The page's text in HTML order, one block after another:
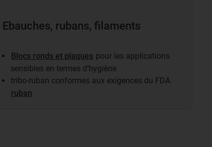
Ebauches, rubans, filaments
Blocs ronds et plaques pour les applications
sensibles en termes d’hygiène
tribo-ruban conformes aux exigences du FDA
ruban